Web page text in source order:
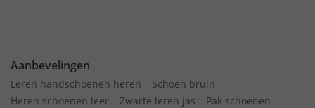
Aanbevelingen
Leren handschoenen heren
Schoen bruin
Heren schoenen leer
Zwarte leren jas
Pak schoenen